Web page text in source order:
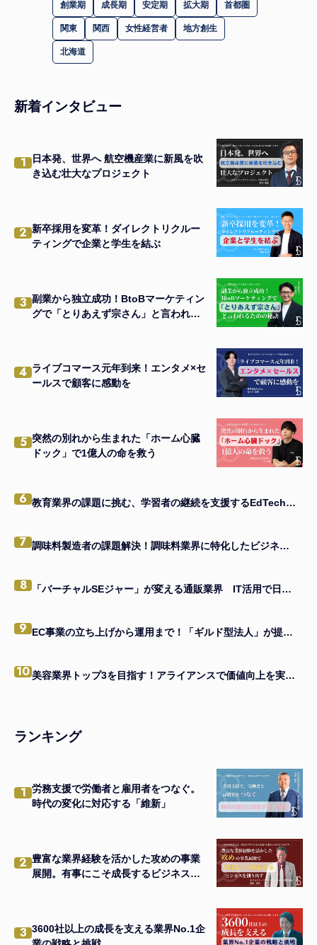
創業期 成長期 安定期 拡大期 首都圏
関東 関西 女性経営者 地方創生
北海道
新着インタビュー
1
日本発、世界へ 航空機産業に新風を吹
き込む壮大なプロジェクト
2 新卒採用を変革！ダイレクトリクルー
ティングで企業と学生を結ぶ
3 副業から独立成功！BtoBマーケティン
グで「とりあえず宗さん」と言われる
4 ライブコマース元年到来！エンタメ×セ
ールスで顧客に感動を
5 突然の別れから生まれた「ホーム心臓
ドック」で1億人の命を救う
6 教育業界の課題に挑む、学習者の継続を支援するEdTechアプリの秘訣とは
7 調味料製造者の課題解決！調味料業界に特化したビジネスモデルの真髄
8 「バーチャルSEジャー」が変える通販業界 IT活用で日本一を目指す企業の味方になる
9 EC事業の立ち上げから運用まで！「ギルド型法人」が提供する一貫支援とは
10 美容業界トップ3を目指す！アライアンスで価値向上を実現する経営者の戦略
ランキング
1 労務支援で労働者と雇用者をつなぐ。
時代の変化に対応する「維新」
2 豊富な業界経験を活かした攻めの事業
展開。有事にこそ成長するビジネスを
3 3600社以上の成長を支える業界No.1企